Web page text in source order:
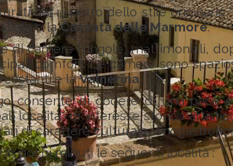
nel rispetto dello stile
e laCascata delle Marmore.
di camere (singole, matrimoniali,
comfort. Le camere sono
e laValnerina.
consente di godere di una
località di interesse storico-
di carattere culturale,
pochi minuti le seguenti località :